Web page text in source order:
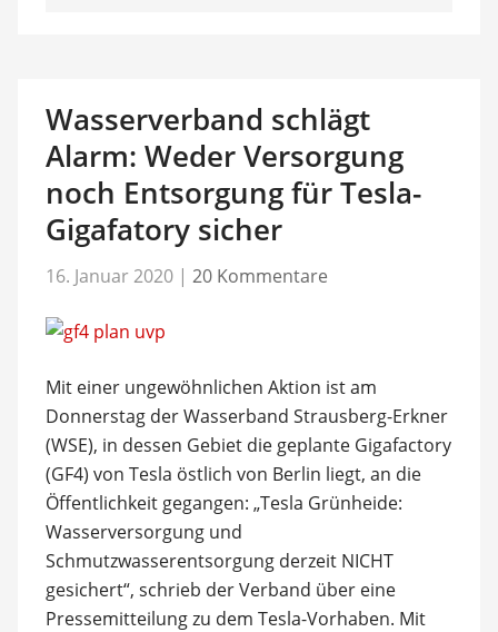
Wasserverband schlägt
Alarm: Weder Versorgung
noch Entsorgung für Tesla-
Gigafatory sicher
16. Januar 2020 | 20 Kommentare
Mit einer ungewöhnlichen Aktion ist am
Donnerstag der Wasserband Strausberg-Erkner
(WSE), in dessen Gebiet die geplante Gigafactory
(GF4) von Tesla östlich von Berlin liegt, an die
Öffentlichkeit gegangen: „Tesla Grünheide:
Wasserversorgung und
Schmutzwasserentsorgung derzeit NICHT
gesichert“, schrieb der Verband über eine
Pressemitteilung zu dem Tesla-Vorhaben. Mit